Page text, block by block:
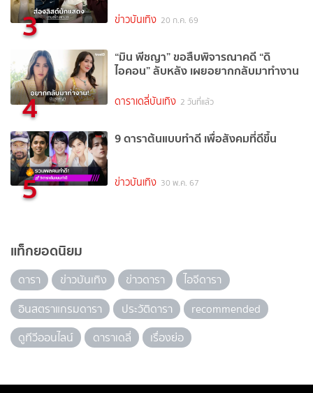
3 ข่าวบันเทิง 20 ก.ค. 69
4
“มิน พีชญา” ขอสืบพิจารณาคดี “ดิ
ไอคอน” ลับหลัง เผยอยากกลับมาทำงาน
ดาราเดลี่บันเทิง 2 วันที่แล้ว
5
9 ดาราต้นแบบทำดี เพื่อสังคมที่ดีขึ้น
ข่าวบันเทิง 30 พ.ค. 67
แท็กยอดนิยม
ดารา ข่าวบันเทิง ข่าวดารา
ไอจีดารา
อินสตราแกรมดารา
ประวัติดารา
recommended
ดูทีวีออนไลน์
ดาราเดลี่ เรื่องย่อ